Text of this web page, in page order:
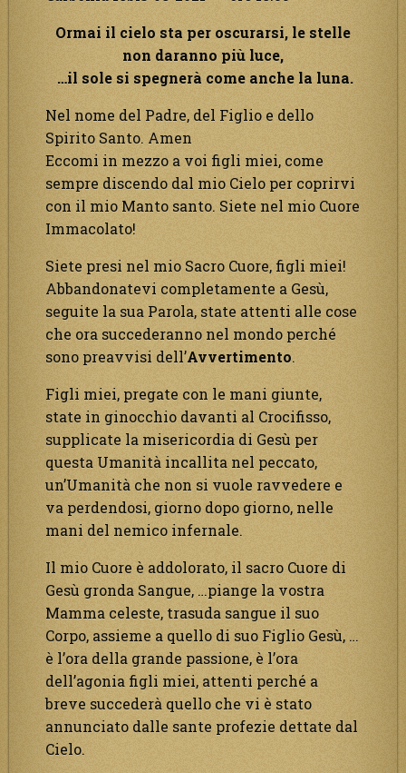
Ormai il cielo sta per oscurarsi, le stelle
non daranno più luce,
…il sole si spegnerà come anche la luna.
Nel nome del Padre, del Figlio e dello
Spirito Santo. Amen
Eccomi in mezzo a voi figli miei, come
sempre discendo dal mio Cielo per coprirvi
con il mio Manto santo. Siete nel mio Cuore
Immacolato!
Siete presi nel mio Sacro Cuore, figli miei!
Abbandonatevi completamente a Gesù,
seguite la sua Parola, state attenti alle cose
che ora succederanno nel mondo perché
sono preavvisi dell’Avvertimento.
Figli miei, pregate con le mani giunte,
state in ginocchio davanti al Crocifisso,
supplicate la misericordia di Gesù per
questa Umanità incallita nel peccato,
un’Umanità che non si vuole ravvedere e
va perdendosi, giorno dopo giorno, nelle
mani del nemico infernale.
Il mio Cuore è addolorato, il sacro Cuore di
Gesù gronda Sangue, …piange la vostra
Mamma celeste, trasuda sangue il suo
Corpo, assieme a quello di suo Figlio Gesù, …
è l’ora della grande passione, è l’ora
dell’agonia figli miei, attenti perché a
breve succederà quello che vi è stato
annunciato dalle sante profezie dettate dal
Cielo.